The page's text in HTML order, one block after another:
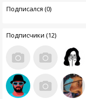
Подписался (0)
Подписчики (12)